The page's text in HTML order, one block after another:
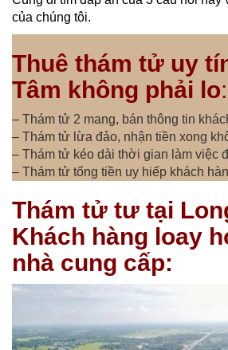
của chúng tôi.
Thuê thám tử uy
Tâm không phải lo:
– Thám tử 2 mang, bán thông tin
– Thám tử lừa đảo, nhận tiền xong
– Thám tử kéo dài thời gian làm việc
– Thám tử tống tiền uy hiếp khách
Thám tử tư tại
Khách hàng loay
nhà cung cấp: